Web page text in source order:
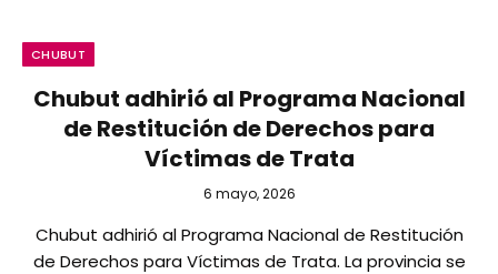
CHUBUT
Chubut adhirió al Programa Nacional
de Restitución de Derechos para
Víctimas de Trata
6 mayo, 2026
Chubut adhirió al Programa Nacional de Restitución
de Derechos para Víctimas de Trata. La provincia se